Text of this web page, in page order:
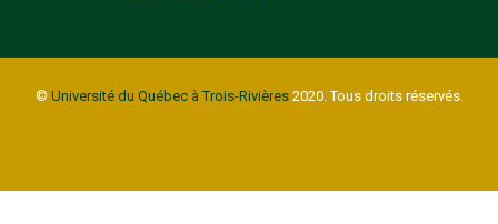
© Université du Québec à Trois-Rivières2020. Tous droits réservés.